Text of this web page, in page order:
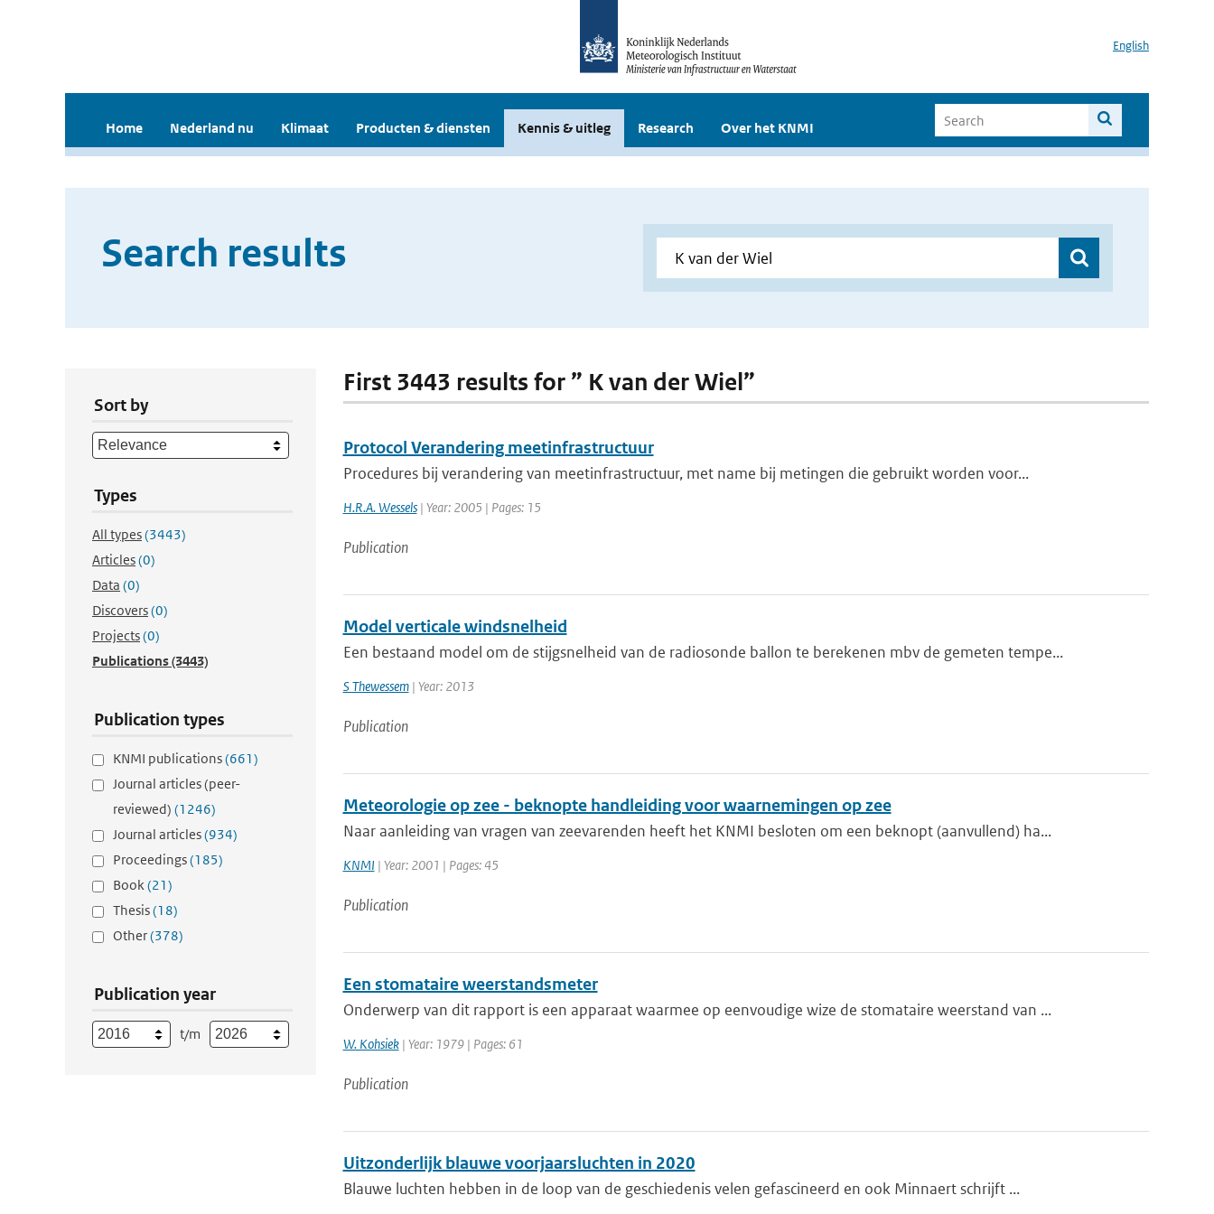
English
Home Nederland nu Klimaat Producten & diensten Kennis & uitleg Research Over het KNMI
Search results
Sort by
Types
All types(3443)
Articles(0)
Data (0)
Discovers(0)
Projects(0)
Publications(3443)
Publication types
KNMI publications(661)
Journal articles (peer-
reviewed) (1246)
Journal articles(934)
Proceedings(185)
Book(21)
Thesis(18)
Other(378)
Publication year
t/m
First 3443 results for ” K van der Wiel”
Protocol Verandering meetinfrastructuur
Procedures bij verandering van meetinfrastructuur, met name bij metingen die gebruikt worden voor...
H.R.A. Wessels| Year: 2005 | Pages: 15
Publication
Model verticale windsnelheid
Een bestaand model om de stijgsnelheid van de radiosonde ballon te berekenen mbv de gemeten tempe...
S Thewessem| Year: 2013
Publication
Meteorologie op zee - beknopte handleiding voor waarnemingen op zee
Naar aanleiding van vragen van zeevarenden heeft het KNMI besloten om een beknopt (aanvullend) ha...
KNMI | Year: 2001 | Pages: 45
Publication
Een stomataire weerstandsmeter
Onderwerp van dit rapport is een apparaat waarmee op eenvoudige wize de stomataire weerstand van ...
W. Kohsiek| Year: 1979 | Pages: 61
Publication
Uitzonderlijk blauwe voorjaarsluchten in 2020
Blauwe luchten hebben in de loop van de geschiedenis velen gefascineerd en ook Minnaert schrijft ...